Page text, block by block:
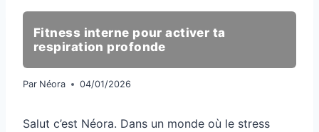
Fitness interne pour activer ta
respiration profonde
Par Néora 04/01/2026
Salut c’est Néora. Dans un monde où le stress